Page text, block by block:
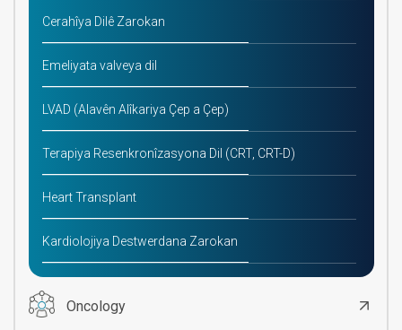
Cerahîya Dilê Zarokan
Emeliyata valveya dil
LVAD (Alavên Alîkariya Çep a Çep)
Terapiya Resenkronîzasyona Dil (CRT, CRT-D)
Heart Transplant
Kardiolojiya Destwerdana Zarokan
Oncology